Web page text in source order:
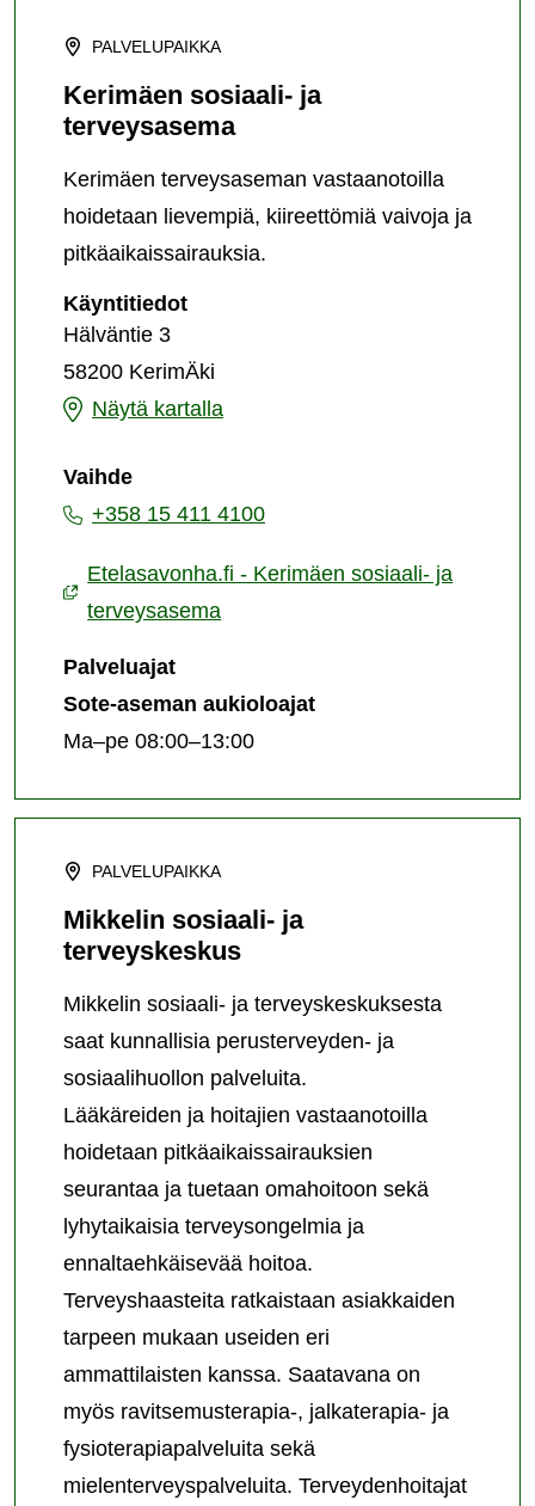
PALVELUPAIKKA
Kerimäen sosiaali- ja
terveysasema
Kerimäen terveysaseman vastaanotoilla
hoidetaan lievempiä, kiireettömiä vaivoja ja
pitkäaikaissairauksia.
KäyntitiedotKerimäen
terveysasema
Hälväntie 3
58200 KerimÄki
Näytä kartalla
Kerimäen
ja
terveysasema
Vaihde
+358 15 411 4100
Etelasavonha.fi - Kerimäen sosiaali- ja
terveysasema
Palveluajat
Sote-aseman aukioloajat
Ma–pe 08:00–13:00
PALVELUPAIKKA
Mikkelin sosiaali- ja
terveyskeskus
Mikkelin sosiaali- ja terveyskeskuksesta
saat kunnallisia perusterveyden- ja
sosiaalihuollon palveluita.
Lääkäreiden ja hoitajien vastaanotoilla
hoidetaan pitkäaikaissairauksien
seurantaa ja tuetaan omahoitoon sekä
lyhytaikaisia terveysongelmia ja
ennaltaehkäisevää hoitoa.
Terveyshaasteita ratkaistaan asiakkaiden
tarpeen mukaan useiden eri
ammattilaisten kanssa. Saatavana on
myös ravitsemusterapia-, jalkaterapia- ja
fysioterapiapalveluita sekä
mielenterveyspalveluita. Terveydenhoitajat